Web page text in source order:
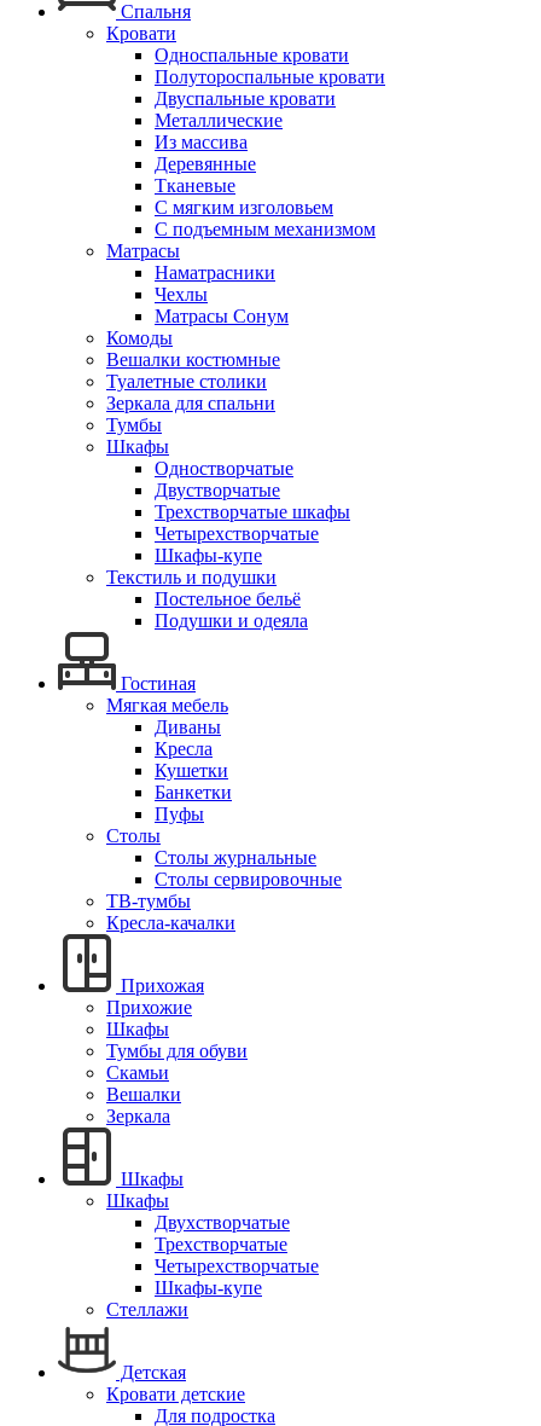
Спальня
Кровати
Односпальные кровати
Полутороспальные кровати
Двуспальные кровати
Металлические
Из массива
Деревянные
Тканевые
С мягким изголовьем
С подъемным механизмом
Матрасы
Наматрасники
Чехлы
Матрасы Сонум
Комоды
Вешалки костюмные
Туалетные столики
Зеркала для спальни
Тумбы
Шкафы
Одностворчатые
Двустворчатые
Трехстворчатые шкафы
Четырехстворчатые
Шкафы-купе
Текстиль и подушки
Постельное бельё
Подушки и одеяла
Гостиная
Мягкая мебель
Диваны
Кресла
Кушетки
Банкетки
Пуфы
Столы
Столы журнальные
Столы сервировочные
ТВ-тумбы
Кресла-качалки
Прихожая
Прихожие
Шкафы
Тумбы для обуви
Скамьи
Вешалки
Зеркала
Шкафы
Шкафы
Двухстворчатые
Трехстворчатые
Четырехстворчатые
Шкафы-купе
Стеллажи
Детская
Кровати детские
Для подростка